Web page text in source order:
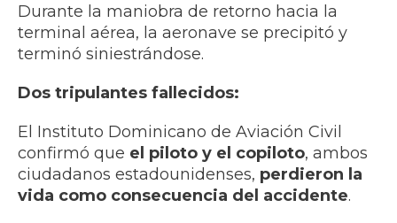
Durante la maniobra de retorno hacia la
terminal aérea, la aeronave se precipitó y
terminó siniestrándose.
Dos tripulantes fallecidos:
El Instituto Dominicano de Aviación Civil
confirmó que el piloto y el copiloto, ambos
ciudadanos estadounidenses, perdieron la
vida como consecuencia del accidente.